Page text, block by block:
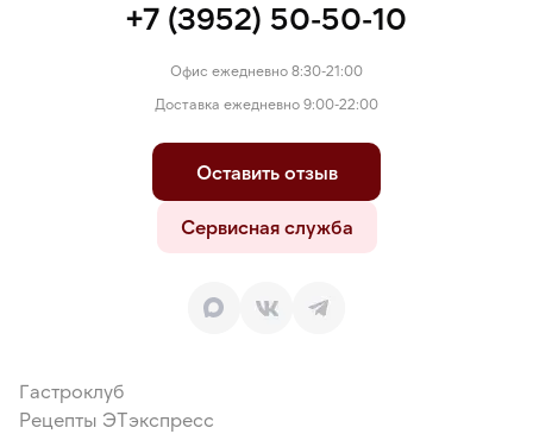
+7 (3952) 50-50-10
Офис ежедневно 8:30-21:00
Доставка ежедневно 9:00-22:00
Оставить отзыв
Сервисная служба
Гастроклуб
Рецепты ЭТэкспресс